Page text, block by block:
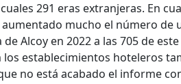
291 eras extranjeras. En
mucho el número de
Alcoy en 2022 a las 705 de este
establecimientos hoteleros
no está acabado el informe